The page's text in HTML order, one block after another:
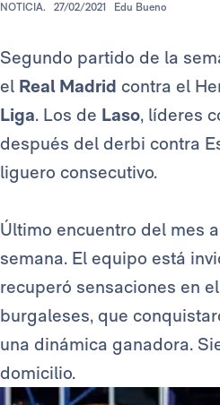
NOTICIA. 27/02/2021 Edu Bueno
Segundo partido de la
el Real Madrid contra el
Liga. Los de Laso, líderes
después del derbi contra
liguero consecutivo.
Último encuentro del mes
semana. El equipo está
recuperó sensaciones en
burgaleses, que
una dinámica ganadora.
domicilio.